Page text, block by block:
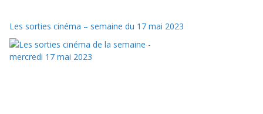
Les sorties cinéma – semaine du 17 mai 2023